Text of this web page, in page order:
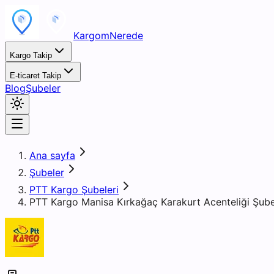
KargomNerede
Kargo Takip
E-ticaret Takip
BlogŞubeler
Ana sayfa
Şubeler
PTT Kargo Şubeleri
PTT Kargo Manisa Kırkağaç Karakurt Acenteliği